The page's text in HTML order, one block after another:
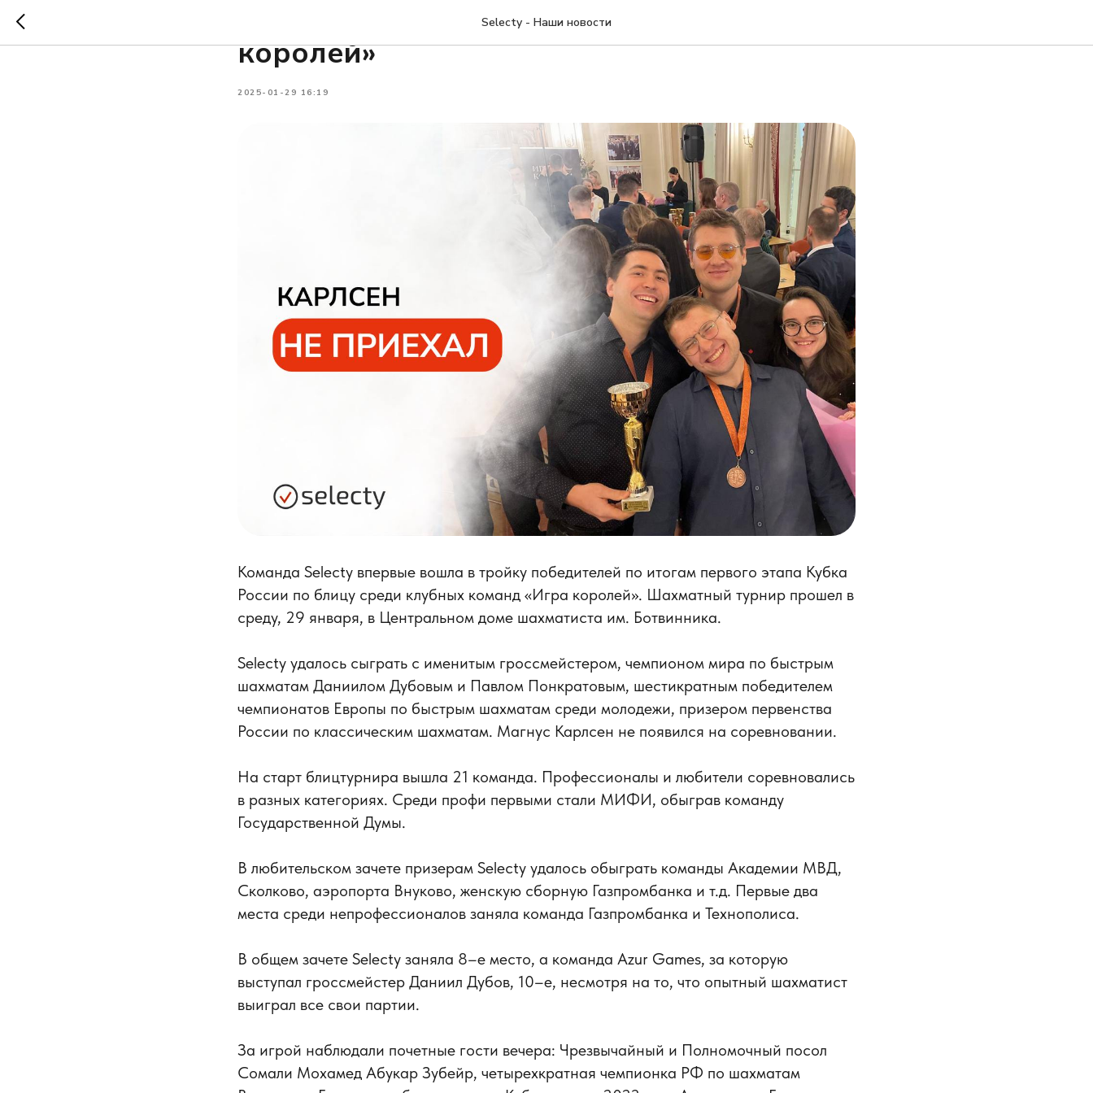
Selecty - Наши новости
Команда Selecty взяла бронзу в «Игре
королей»
2025-01-29 16:19
Команда Selecty впервые вошла в тройку победителей по итогам первого этапа Кубка
России по блицу среди клубных команд «Игра королей». Шахматный турнир прошел в
среду, 29 января, в Центральном доме шахматиста им. Ботвинника.
Selecty удалось сыграть с именитым гроссмейстером, чемпионом мира по быстрым
шахматам Даниилом Дубовым и Павлом Понкратовым, шестикратным победителем
чемпионатов Европы по быстрым шахматам среди молодежи, призером первенства
России по классическим шахматам. Магнус Карлсен не появился на соревновании.
На старт блицтурнира вышла 21 команда. Профессионалы и любители соревновались
в разных категориях. Среди профи первыми стали МИФИ, обыграв команду
Государственной Думы.
В любительском зачете призерам Selecty удалось обыграть команды Академии МВД,
Сколково, аэропорта Внуково, женскую сборную Газпромбанка и т.д. Первые два
места среди непрофессионалов заняла команда Газпромбанка и Технополиса.
В общем зачете Selecty заняла 8–е место, а команда Azur Games, за которую
выступал гроссмейстер Даниил Дубов, 10–е, несмотря на то, что опытный шахматист
выиграл все свои партии.
За игрой наблюдали почетные гости вечера: Чрезвычайный и Полномочный посол
Сомали Мохамед Абукар Зубейр, четырехкратная чемпионка РФ по шахматам